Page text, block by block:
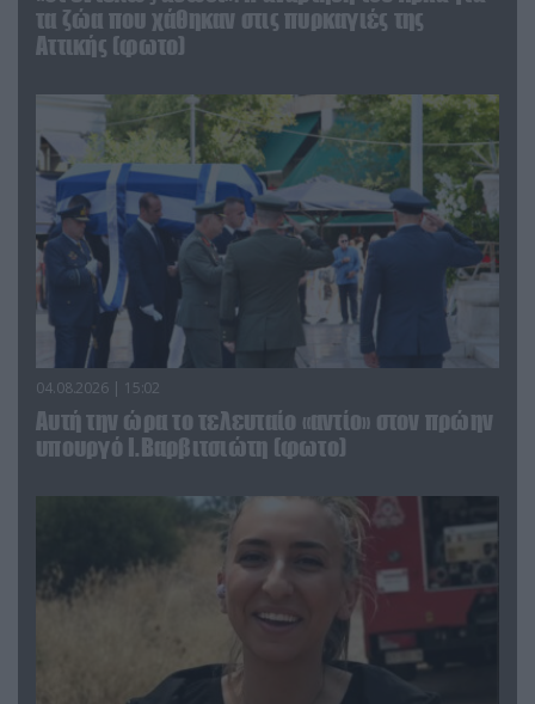
τα ζώα που χάθηκαν στις πυρκαγιές της
Αττικής (φωτο)
04.08.2026 | 15:02
Αυτή την ώρα το τελευταίο «αντίο» στον πρώην
υπουργό Ι.Βαρβιτσιώτη (φωτο)